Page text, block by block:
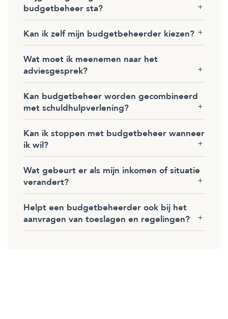
budgetbeheer sta?
Kan ik zelf mijn budgetbeheerder kiezen?
Wat moet ik meenemen naar het
adviesgesprek?
Kan budgetbeheer worden gecombineerd
met schuldhulpverlening?
Kan ik stoppen met budgetbeheer wanneer
ik wil?
Wat gebeurt er als mijn inkomen of situatie
verandert?
Helpt een budgetbeheerder ook bij het
aanvragen van toeslagen en regelingen?